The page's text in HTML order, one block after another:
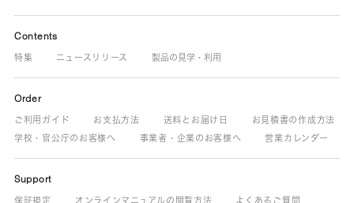
Contents
特集 ニュースリリース 製品の見学・利用
Order
ご利用ガイド お支払方法 送料とお届け日
お見積書の作成方法
学校・官公庁のお客様へ
事業者・企業のお客様へ 営業カレンダー
Support
保証規定 オンラインマニュアルの閲覧方法 よくあるご質問